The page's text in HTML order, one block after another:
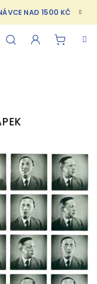
NAD 1500 KČ